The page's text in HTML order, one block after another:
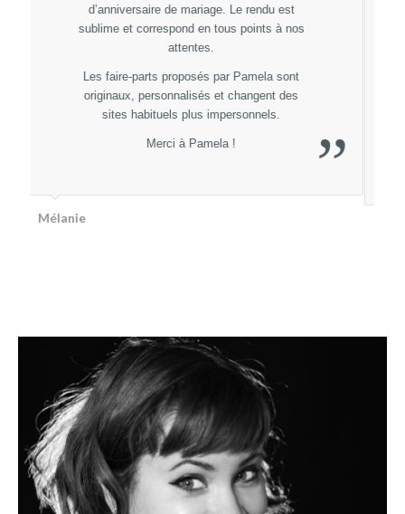
on ne pouvais pas espérer mieux pour nos
faires parts de mariage totalement adapté ,
Je recommande à 1000% sans hésitez les
”
Ophélie